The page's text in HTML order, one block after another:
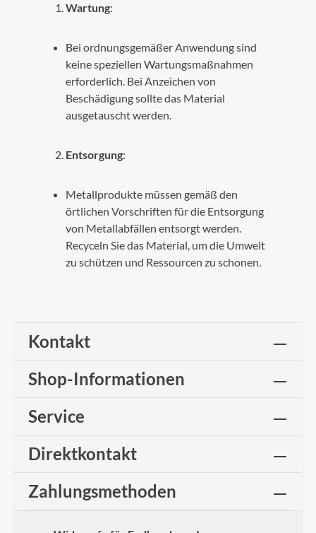
Wartung:
Bei ordnungsgemäßer Anwendung sind
keine speziellen Wartungsmaßnahmen
erforderlich. Bei Anzeichen von
Beschädigung sollte das Material
ausgetauscht werden.
Entsorgung:
Metallprodukte müssen gemäß den
örtlichen Vorschriften für die Entsorgung
von Metallabfällen entsorgt werden.
Recyceln Sie das Material, um die Umwelt
zu schützen und Ressourcen zu schonen.
Kontakt
Shop-Informationen
Service
Direktkontakt
Zahlungsmethoden